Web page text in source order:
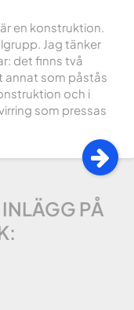
en konstruktion.
Jag tänker
det finns två
annat som påstås
och i
som pressas
PÅ